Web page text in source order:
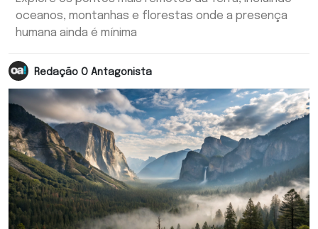
oceanos, montanhas e florestas onde a presença
humana ainda é mínima
Redação O Antagonista